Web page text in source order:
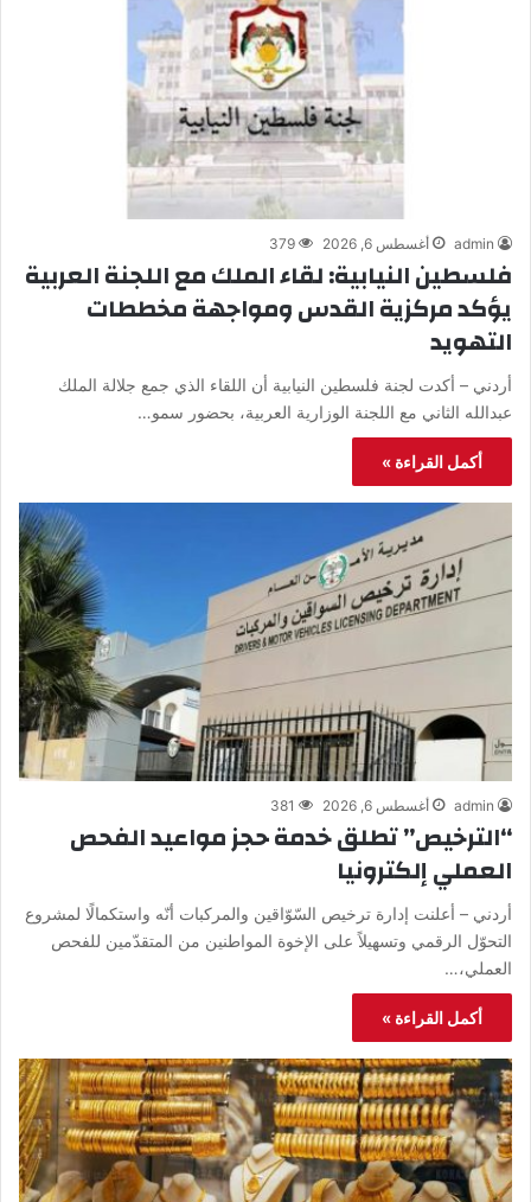
admin أغسطس 6, 2026 379
فلسطين النيابية: لقاء الملك مع اللجنة العربية
يؤكد مركزية القدس ومواجهة مخططات
التهويد
أردني – أكدت لجنة فلسطين النيابية أن اللقاء الذي جمع جلالة الملك
عبدالله الثاني مع اللجنة الوزارية العربية، بحضور سمو…
أكمل القراءة »
admin أغسطس 6, 2026 381
“الترخيص” تطلق خدمة حجز مواعيد الفحص
العملي إلكترونيا
أردني – أعلنت إدارة ترخيص السّوّاقين والمركبات أنّه واستكمالًا لمشروع
التحوّل الرقمي وتسهيلاً على الإخوة المواطنين من المتقدّمين للفحص
العملي،…
أكمل القراءة »